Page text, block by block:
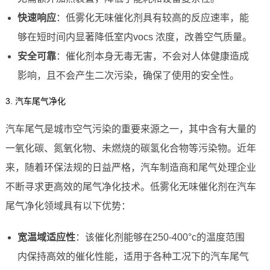
快速响应：低雾化无味催化剂具有较高的反应速率，能
够在短时间内显著降低室内vocs 浓度，改善空气质量。
安全可靠：催化剂本身无毒无害，不会对人体健康造成
影响，且不会产生二次污染，确保了使用的安全性。
3. 汽车尾气净化
汽车尾气是城市空气污染的重要来源之一，其中含有大量的
一氧化碳、氮氧化物、未燃烧的碳氢化合物等污染物。近年
来，随着环保法规的日益严格，汽车制造商和尾气处理企业
不断寻求更高效的尾气净化技术。低雾化无味催化剂在汽车
尾气净化领域具有以下优势：
宽温域适应性：该催化剂能够在250-400°c的温度范围
内保持高效的催化性能，适用于各种工况下的汽车尾气